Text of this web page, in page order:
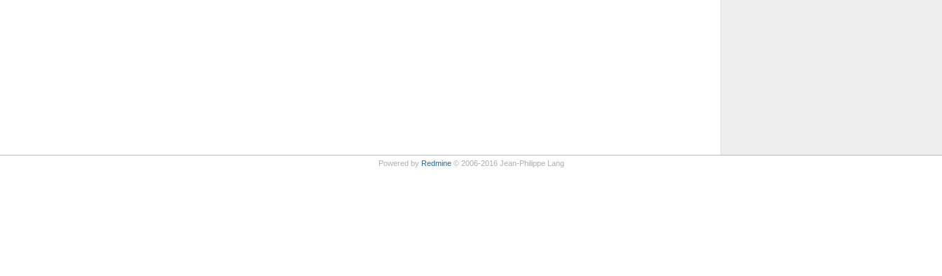
Powered by Redmine© 2006-2016 Jean-Philippe Lang